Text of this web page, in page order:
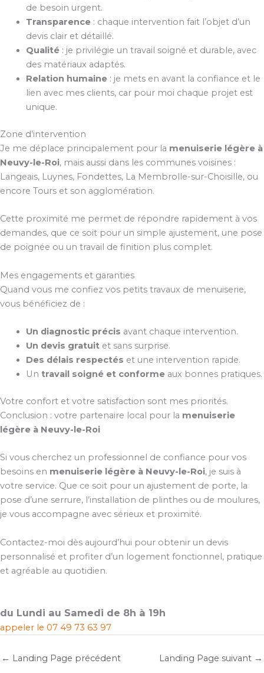
de besoin urgent.
Transparence: chaque intervention fait l’objet d’un
devis clair et détaillé.
Qualité: je privilégie un travail soigné et durable, avec
des matériaux adaptés.
Relation humaine: je mets en avant la confiance et le
lien avec mes clients, car pour moi chaque projet est
unique.
Zone d’intervention
Je me déplace principalement pour la menuiserie légère à
Neuvy-le-Roi, mais aussi dans les communes voisines :
Langeais, Luynes, Fondettes, La Membrolle-sur-Choisille, ou
encore Tours et son agglomération.
Cette proximité me permet de répondre rapidement à vos
demandes, que ce soit pour un simple ajustement, une pose
de poignée ou un travail de finition plus complet.
Mes engagements et garanties
Quand vous me confiez vos petits travaux de menuiserie,
vous bénéficiez de :
Un diagnostic précis avant chaque intervention.
Un devis gratuitet sans surprise.
Des délais respectés et une intervention rapide.
Un travail soigné et conformeaux bonnes pratiques.
Votre confort et votre satisfaction sont mes priorités.
Conclusion : votre partenaire local pour la menuiserie
légère à Neuvy-le-Roi
Si vous cherchez un professionnel de confiance pour vos
besoins en menuiserie légère à Neuvy-le-Roi, je suis à
votre service. Que ce soit pour un ajustement de porte, la
pose d’une serrure, l’installation de plinthes ou de moulures,
je vous accompagne avec sérieux et proximité.
Contactez-moi dès aujourd’hui pour obtenir un devis
personnalisé et profiter d’un logement fonctionnel, pratique
et agréable au quotidien.
du Lundi au Samedi de 8h à 19h
appeler le 07 49 73 63 97
← Landing Page précédent Landing Page suivant →